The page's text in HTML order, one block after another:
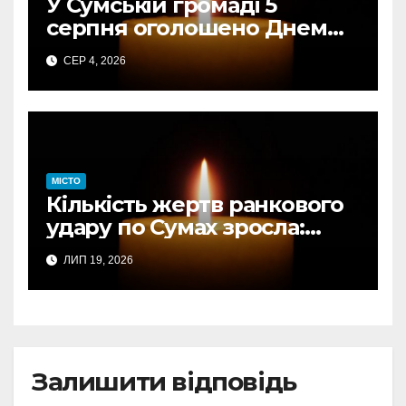
серпня оголошено Днем
жалоби за загиблими від
авіаудару
СЕР 4, 2026
МІСТО
Кількість жертв ранкового
удару по Сумах зросла:
підтверджено загибель
однієї людини
ЛИП 19, 2026
Залишити відповідь